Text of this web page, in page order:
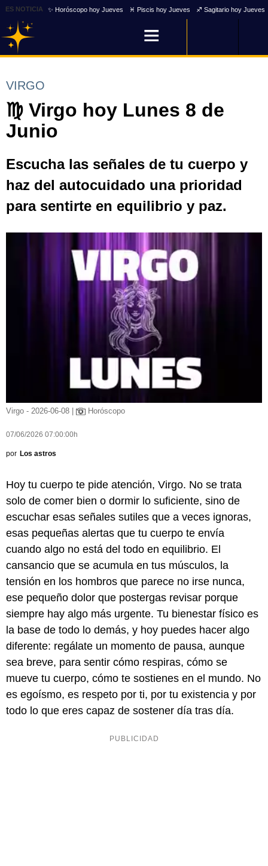
ES NOTICIA ✨ Horóscopo hoy Jueves ♓ Piscis hoy Jueves ♐ Sagitario hoy Jueves
VIRGO
♍ Virgo hoy Lunes 8 de
Junio
Escucha las señales de tu cuerpo y
haz del autocuidado una prioridad
para sentirte en equilibrio y paz.
Virgo - 2026-06-08 | Horóscopo
07/06/2026 07:00:00h
por Los astros
Hoy tu cuerpo te pide atención, Virgo. No se trata
solo de comer bien o dormir lo suficiente, sino de
escuchar esas señales sutiles que a veces ignoras,
esas pequeñas alertas que tu cuerpo te envía
cuando algo no está del todo en equilibrio. El
cansancio que se acumula en tus músculos, la
tensión en los hombros que parece no irse nunca,
ese pequeño dolor que postergas revisar porque
siempre hay algo más urgente. Tu bienestar físico es
la base de todo lo demás, y hoy puedes hacer algo
diferente: regálate un momento de pausa, aunque
sea breve, para sentir cómo respiras, cómo se
mueve tu cuerpo, cómo te sostienes en el mundo. No
es egoísmo, es respeto por ti, por tu existencia y por
todo lo que eres capaz de sostener día tras día.